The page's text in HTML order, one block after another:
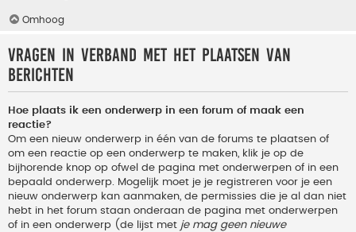
Omhoog
Vragen in verband met het plaatsen van
berichten
Hoe plaats ik een onderwerp in een forum of maak een
reactie?
Om een nieuw onderwerp in één van de forums te plaatsen of
om een reactie op een onderwerp te maken, klik je op de
bijhorende knop op ofwel de pagina met onderwerpen of in een
bepaald onderwerp. Mogelijk moet je je registreren voor je een
nieuw onderwerp kan aanmaken, de permissies die je al dan niet
hebt in het forum staan onderaan de pagina met onderwerpen
of in een onderwerp (de lijst met je mag geen nieuwe